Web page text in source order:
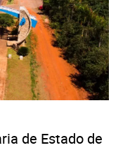
de Estado de